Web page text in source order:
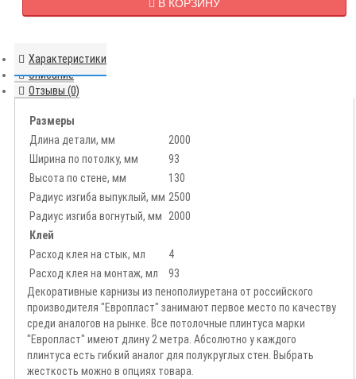
В КОРЗИНУ
Характеристики
Описание
Отзывы (0)
Размеры
Длина детали, мм
2000
Ширина по потолку, мм
93
Высота по стене, мм
130
Радиус изгиба выпуклый, мм 2500
Радиус изгиба вогнутый, мм
2000
Клей
Расход клея на стык, мл
4
Расход клея на монтаж, мл
93
Декоративные карнизы из пенополиуретана от российского
производителя "Европласт" занимают первое место по качеству
среди аналогов на рынке. Все потолочные плинтуса марки
"Европласт" имеют длину 2 метра. Абсолютно у каждого
плинтуса есть гибкий аналог для полукруглых стен. Выбрать
жесткость можно в опциях товара.